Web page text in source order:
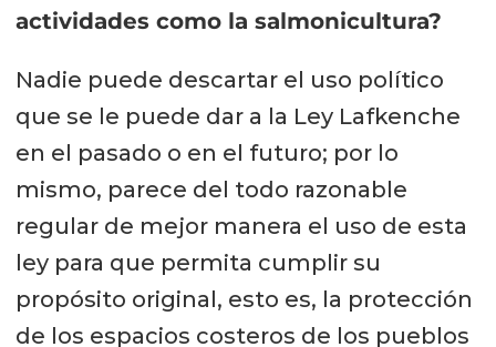
actividades como la salmonicultura?
Nadie puede descartar el uso político
que se le puede dar a la Ley Lafkenche
en el pasado o en el futuro; por lo
mismo, parece del todo razonable
regular de mejor manera el uso de esta
ley para que permita cumplir su
propósito original, esto es, la protección
de los espacios costeros de los pueblos